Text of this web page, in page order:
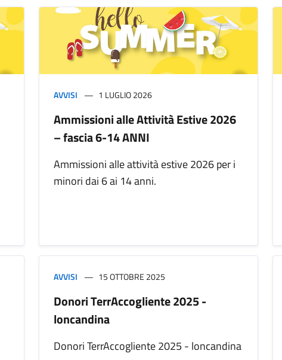
AVVISI 1 LUGLIO 2026
Ammissioni alle Attività Estive 2026
– fascia 6-14 ANNI
Ammissioni alle attività estive 2026 per i
minori dai 6 ai 14 anni.
AVVISI 15 OTTOBRE 2025
Donori TerrAccogliente 2025 -
loncandina
Donori TerrAccogliente 2025 - loncandina